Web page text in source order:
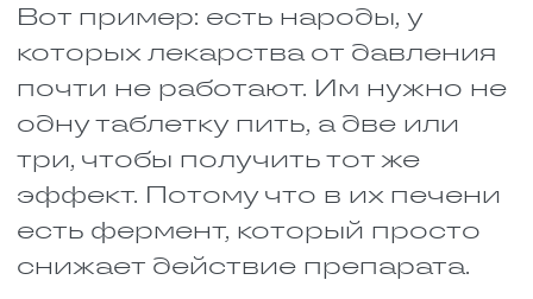
смертельный исход. Это не
страшилка, такие случаи
действительно были.
Морфин и снотворные или
нейролептики. Морфин —
сильное обезболивающее. Он
угнетает дыхание.
Снотворные и нейролептики
(лекарства от психических
расстройств) делают то же
самое. По отдельности они